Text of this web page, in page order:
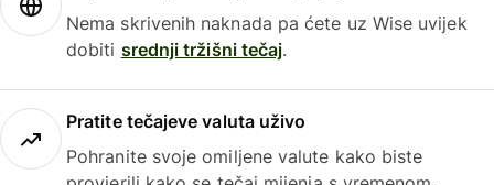
Nema skrivenih naknada pa ćete uz Wise uvijek
dobiti srednji tržišni tečaj.
Pratite tečajeve valuta uživo
Pohranite svoje omiljene valute kako biste